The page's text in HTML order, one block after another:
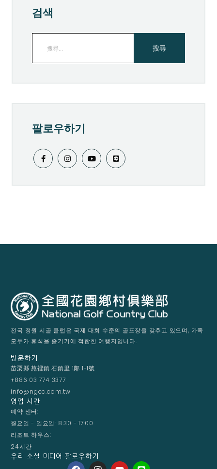
검색
팔로우하기
전국 정원 시골 클럽은 국제 대회 수준의 골프장을 갖추고 있으며, 가족
모두가 휴식을 즐기기에 적합한 여행지입니다.
방문하기
苗栗縣 苑裡鎮 石鎮里 1鄰 1-1號
+886 03 774 3377
info@ngcc.com.tw
영업 시간
예약 센터:
월요일 - 일요일: 8:30 - 17:00
리조트 하우스:
24시간
우리 소셜 미디어 팔로우하기